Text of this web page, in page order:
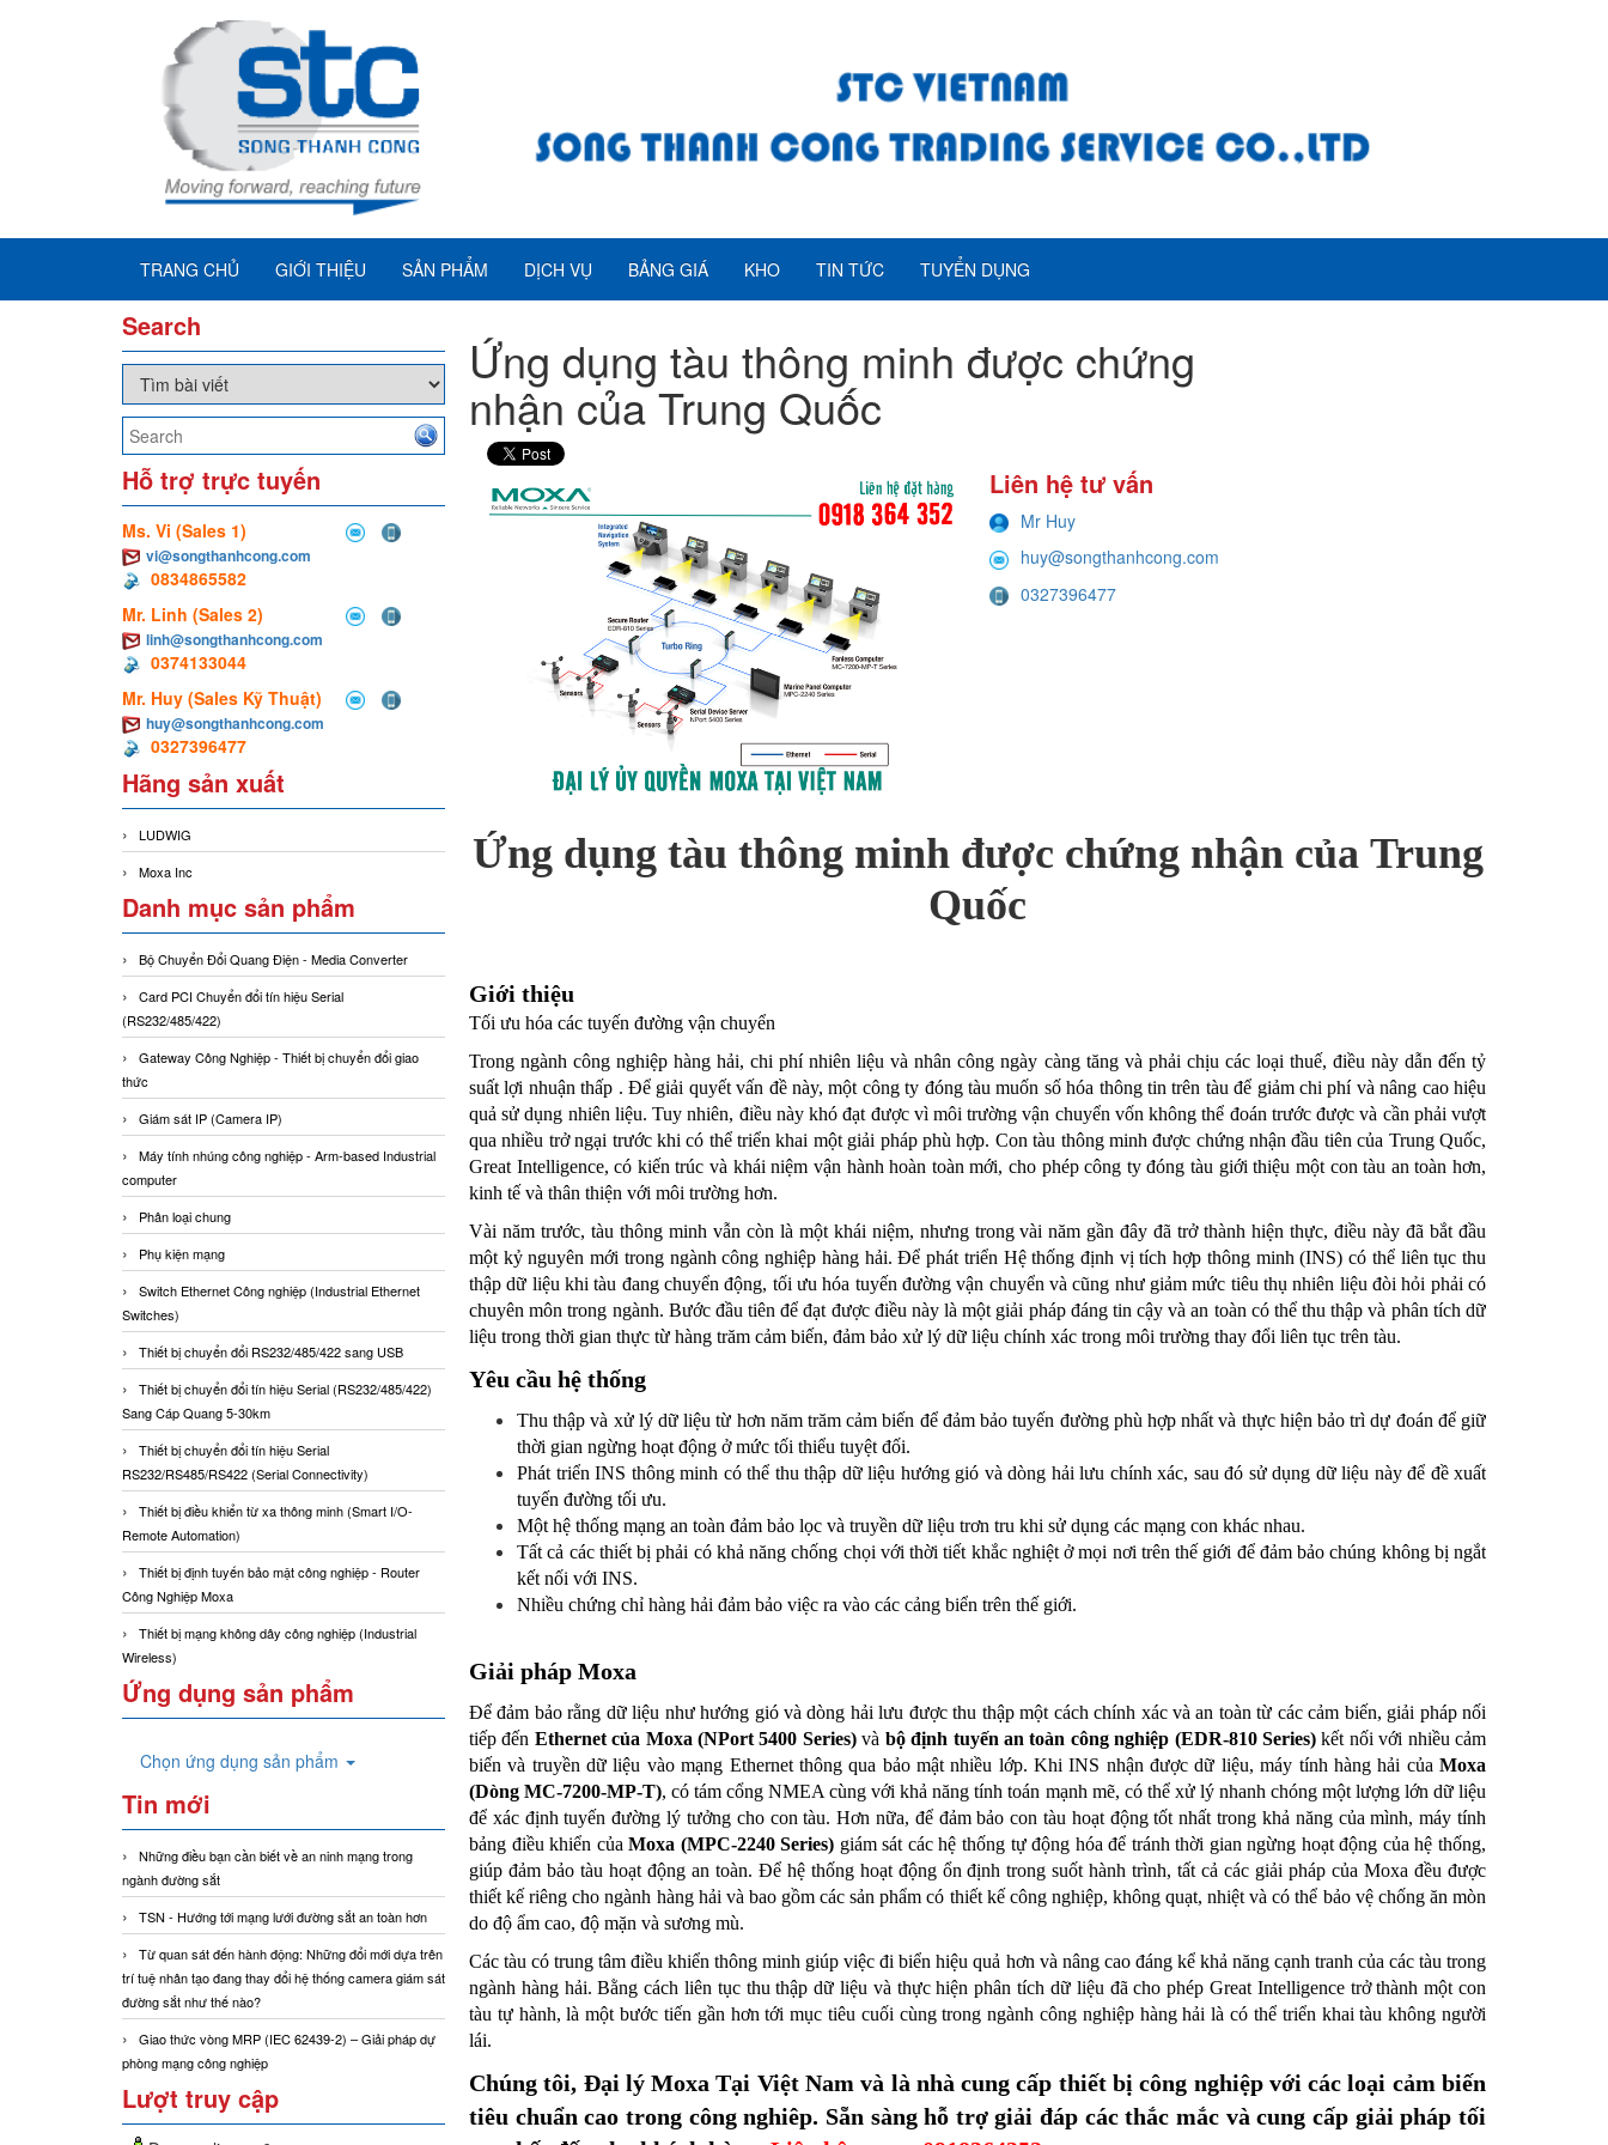
TRANG CHỦ GIỚI THIỆU SẢN PHẨM DỊCH VỤ BẢNG GIÁ KHO TIN TỨC TUYỂN DỤNG
Search
Hỗ trợ trực tuyến
Ms. Vi (Sales 1)
vi@songthanhcong.com
0834865582
Mr. Linh (Sales 2)
linh@songthanhcong.com
0374133044
Mr. Huy (Sales Kỹ Thuật)
huy@songthanhcong.com
0327396477
Hãng sản xuất
LUDWIG
Moxa Inc
Danh mục sản phẩm
Bộ Chuyển Đổi Quang Điện - Media Converter
Card PCI Chuyển đổi tín hiệu Serial
(RS232/485/422)
Gateway Công Nghiệp - Thiết bị chuyển đổi giao
thức
Giám sát IP (Camera IP)
Máy tính nhúng công nghiệp - Arm-based Industrial
computer
Phân loại chung
Phụ kiện mạng
Switch Ethernet Công nghiệp (Industrial Ethernet
Switches)
Thiết bị chuyển đổi RS232/485/422 sang USB
Thiết bị chuyển đổi tín hiệu Serial (RS232/485/422)
Sang Cáp Quang 5-30km
Thiết bị chuyển đổi tín hiệu Serial
RS232/RS485/RS422 (Serial Connectivity)
Thiết bị điều khiển từ xa thông minh (Smart I/O-
Remote Automation)
Thiết bị định tuyến bảo mật công nghiệp - Router
Công Nghiệp Moxa
Thiết bị mạng không dây công nghiệp (Industrial
Wireless)
Ứng dụng sản phẩm
Chọn ứng dụng sản phẩm
Tin mới
Những điều bạn cần biết về an ninh mạng trong
ngành đường sắt
TSN - Hướng tới mạng lưới đường sắt an toàn hơn
Từ quan sát đến hành động: Những đổi mới dựa trên
trí tuệ nhân tạo đang thay đổi hệ thống camera giám sát
đường sắt như thế nào?
Giao thức vòng MRP (IEC 62439-2) – Giải pháp dự
phòng mạng công nghiệp
Lượt truy cập
Ứng dụng tàu thông minh được chứng
nhận của Trung Quốc
Liên hệ tư vấn
Mr Huy
huy@songthanhcong.com
0327396477
Ứng dụng tàu thông minh được chứng nhận của Trung
Quốc
Giới thiệu
Tối ưu hóa các tuyến đường vận chuyển
Trong ngành công nghiệp hàng hải, chi phí nhiên liệu và nhân công ngày càng tăng và phải chịu các loại thuế, điều này dẫn đến tỷ
suất lợi nhuận thấp . Để giải quyết vấn đề này, một công ty đóng tàu muốn số hóa thông tin trên tàu để giảm chi phí và nâng cao hiệu
quả sử dụng nhiên liệu. Tuy nhiên, điều này khó đạt được vì môi trường vận chuyển vốn không thể đoán trước được và cần phải vượt
qua nhiều trở ngại trước khi có thể triển khai một giải pháp phù hợp. Con tàu thông minh được chứng nhận đầu tiên của Trung Quốc,
Great Intelligence, có kiến ​​trúc và khái niệm vận hành hoàn toàn mới, cho phép công ty đóng tàu giới thiệu một con tàu an toàn hơn,
kinh tế và thân thiện với môi trường hơn.
Vài năm trước, tàu thông minh vẫn còn là một khái niệm, nhưng trong vài năm gần đây đã trở thành hiện thực, điều này đã bắt đầu
một kỷ nguyên mới trong ngành công nghiệp hàng hải. Để phát triển Hệ thống định vị tích hợp thông minh (INS) có thể liên tục thu
thập dữ liệu khi tàu đang chuyển động, tối ưu hóa tuyến đường vận chuyển và cũng như giảm mức tiêu thụ nhiên liệu đòi hỏi phải có
chuyên môn trong ngành. Bước đầu tiên để đạt được điều này là một giải pháp đáng tin cậy và an toàn có thể thu thập và phân tích dữ
liệu trong thời gian thực từ hàng trăm cảm biến, đảm bảo xử lý dữ liệu chính xác trong môi trường thay đổi liên tục trên tàu.
Yêu cầu hệ thống
Thu thập và xử lý dữ liệu từ hơn năm trăm cảm biến để đảm bảo tuyến đường phù hợp nhất và thực hiện bảo trì dự đoán để giữ
thời gian ngừng hoạt động ở mức tối thiểu tuyệt đối.
Phát triển INS thông minh có thể thu thập dữ liệu hướng gió và dòng hải lưu chính xác, sau đó sử dụng dữ liệu này để đề xuất
tuyến đường tối ưu.
Một hệ thống mạng an toàn đảm bảo lọc và truyền dữ liệu trơn tru khi sử dụng các mạng con khác nhau.
Tất cả các thiết bị phải có khả năng chống chọi với thời tiết khắc nghiệt ở mọi nơi trên thế giới để đảm bảo chúng không bị ngắt
kết nối với INS.
Nhiều chứng chỉ hàng hải đảm bảo việc ra vào các cảng biển trên thế giới.
Giải pháp Moxa
Để đảm bảo rằng dữ liệu như hướng gió và dòng hải lưu được thu thập một cách chính xác và an toàn từ các cảm biến, giải pháp nối
tiếp đến Ethernet của Moxa (NPort 5400 Series)và bộ định tuyến an toàn công nghiệp (EDR-810 Series)kết nối với nhiều cảm
biến và truyền dữ liệu vào mạng Ethernet thông qua bảo mật nhiều lớp. Khi INS nhận được dữ liệu, máy tính hàng hải của Moxa
(Dòng MC-7200-MP-T), có tám cổng NMEA cùng với khả năng tính toán mạnh mẽ, có thể xử lý nhanh chóng một lượng lớn dữ liệu
để xác định tuyến đường lý tưởng cho con tàu. Hơn nữa, để đảm bảo con tàu hoạt động tốt nhất trong khả năng của mình, máy tính
bảng điều khiển củaMoxa (MPC-2240 Series) giám sát các hệ thống tự động hóa để tránh thời gian ngừng hoạt động của hệ thống,
giúp đảm bảo tàu hoạt động an toàn. Để hệ thống hoạt động ổn định trong suốt hành trình, tất cả các giải pháp của Moxa đều được
thiết kế riêng cho ngành hàng hải và bao gồm các sản phẩm có thiết kế công nghiệp, không quạt, nhiệt và có thể bảo vệ chống ăn mòn
do độ ẩm cao, độ mặn và sương mù.
Các tàu có trung tâm điều khiển thông minh giúp việc đi biển hiệu quả hơn và nâng cao đáng kể khả năng cạnh tranh của các tàu trong
ngành hàng hải. Bằng cách liên tục thu thập dữ liệu và thực hiện phân tích dữ liệu đã cho phép Great Intelligence trở thành một con
tàu tự hành, là một bước tiến gần hơn tới mục tiêu cuối cùng trong ngành công nghiệp hàng hải là có thể triển khai tàu không người
lái.
Chúng tôi, Đại lý Moxa Tại Việt Nam và là nhà cung cấp thiết bị công nghiệp với các loại cảm biến
tiêu chuẩn cao trong công nghiêp. Sẵn sàng hỗ trợ giải đáp các thắc mắc và cung cấp giải pháp tối